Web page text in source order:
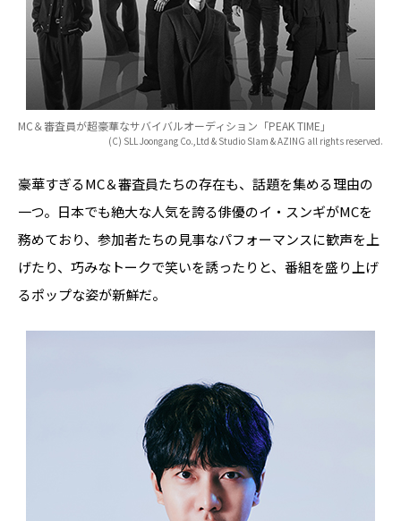
MC＆審査員が超豪華なサバイバルオーディション「PEAK TIME」
(C) SLL Joongang Co.,Ltd & Studio Slam & AZING all rights reserved.
豪華すぎるMC＆審査員たちの存在も、話題を集める理由の
一つ。日本でも絶大な人気を誇る俳優のイ・スンギがMCを
務めており、参加者たちの見事なパフォーマンスに歓声を上
げたり、巧みなトークで笑いを誘ったりと、番組を盛り上げ
るポップな姿が新鮮だ。